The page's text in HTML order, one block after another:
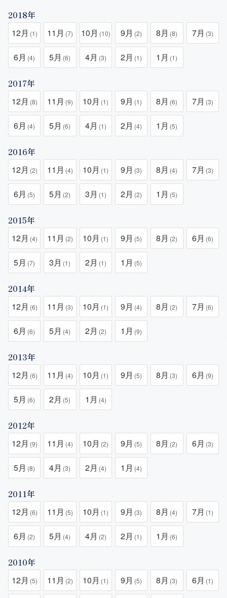
2018年
12月 (1) 11月 (7) 10月 (10) 9月 (2) 8月 (8) 7月 (3)
6月 (4) 5月 (6) 4月 (3) 2月 (1) 1月 (1)
2017年
12月 (8) 11月 (9) 10月 (1) 9月 (1) 8月 (6) 7月 (3)
6月 (4) 5月 (6) 4月 (1) 2月 (4) 1月 (5)
2016年
12月 (2) 11月 (4) 10月 (1) 9月 (3) 8月 (4) 7月 (3)
6月 (5) 5月 (2) 3月 (1) 2月 (2) 1月 (5)
2015年
12月 (4) 11月 (2) 10月 (1) 9月 (5) 8月 (2) 6月 (6)
5月 (7) 3月 (1) 2月 (1) 1月 (5)
2014年
12月 (6) 11月 (3) 10月 (1) 9月 (4) 8月 (2) 7月 (6)
6月 (6) 5月 (4) 2月 (2) 1月 (9)
2013年
12月 (6) 11月 (4) 10月 (1) 9月 (5) 8月 (3) 6月 (9)
5月 (6) 2月 (5) 1月 (4)
2012年
12月 (9) 11月 (4) 10月 (2) 9月 (5) 8月 (2) 6月 (3)
5月 (8) 4月 (3) 2月 (4) 1月 (4)
2011年
12月 (6) 11月 (5) 10月 (1) 9月 (3) 8月 (4) 7月 (1)
6月 (2) 5月 (4) 4月 (2) 2月 (1) 1月 (6)
2010年
12月 (5) 11月 (2) 10月 (1) 9月 (5) 8月 (3) 6月 (1)